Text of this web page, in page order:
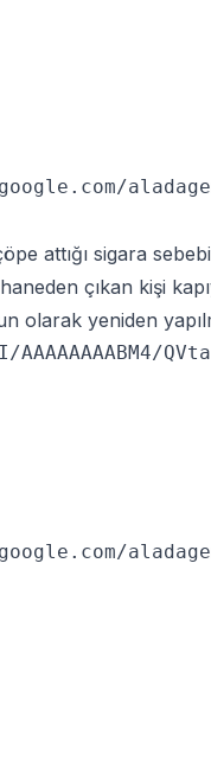
attığı sigara
çıkan kişi
olarak yeniden
AAAAAAAABM4/